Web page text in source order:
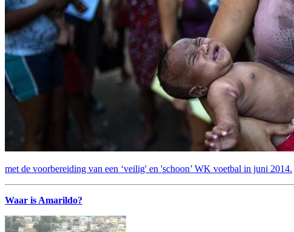
met de voorbereiding van een ‘veilig' en 'schoon’ WK voetbal in juni 2014.
Waar is Amarildo?